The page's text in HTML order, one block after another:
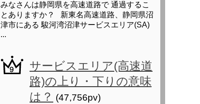
みなさんは静岡県を高速道路で 通過するこ
とありますか？ 新東名高速道路、静岡県沼
津市にある 駿河湾沼津サービスエリア(SA)
...
サービスエリア(高速道
路)の上り・下りの意味
は？ (47,756pv)